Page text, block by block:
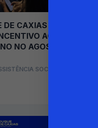
DE CAXIAS
AO
NO AGOSTO
SOCIAL E